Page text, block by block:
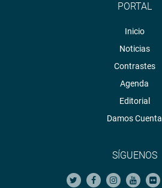
PORTAL
Inicio
Noticias
Contrastes
Agenda
Editorial
Damos Cuenta
SÍGUENOS